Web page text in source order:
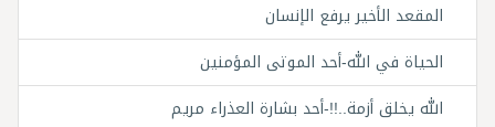
المقعد الأخير يرفع الإنسان
الحياة في الله-أحد الموتى المؤمنين
الله يخلق أزمة..!!-أحد بشارة العذراء مريم